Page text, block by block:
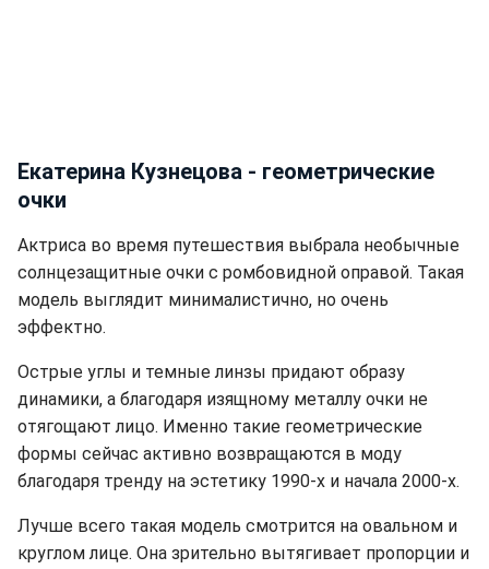
Екатерина Кузнецова - геометрические
очки
Актриса во время путешествия выбрала необычные
солнцезащитные очки с ромбовидной оправой. Такая
модель выглядит минималистично, но очень
эффектно.
Острые углы и темные линзы придают образу
динамики, а благодаря изящному металлу очки не
отягощают лицо. Именно такие геометрические
формы сейчас активно возвращаются в моду
благодаря тренду на эстетику 1990-х и начала 2000-х.
Лучше всего такая модель смотрится на овальном и
круглом лице. Она зрительно вытягивает пропорции и